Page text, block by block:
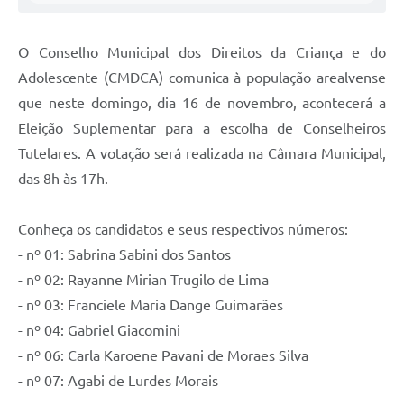
O Conselho Municipal dos Direitos da Criança e do
Adolescente (CMDCA) comunica à população arealvense
que neste domingo, dia 16 de novembro, acontecerá a
Eleição Suplementar para a escolha de Conselheiros
Tutelares. A votação será realizada na Câmara Municipal,
das 8h às 17h.
Conheça os candidatos e seus respectivos números:
- nº 01: Sabrina Sabini dos Santos
- nº 02: Rayanne Mirian Trugilo de Lima
- nº 03: Franciele Maria Dange Guimarães
- nº 04: Gabriel Giacomini
- nº 06: Carla Karoene Pavani de Moraes Silva
- nº 07: Agabi de Lurdes Morais